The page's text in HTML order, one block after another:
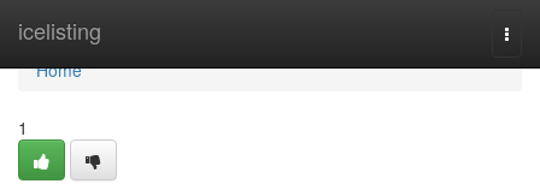
icelisting
Home
Home
1